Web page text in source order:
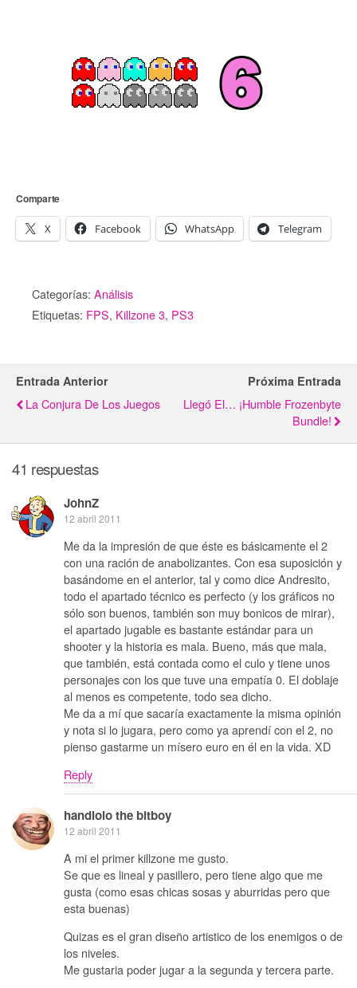
Comparte
X Facebook WhatsApp Telegram
Categorías: Análisis
Etiquetas: FPS, Killzone 3, PS3
Entrada Anterior
La Conjura De Los Juegos
Próxima Entrada
Llegó El… ¡Humble Frozenbyte
Bundle!
41 respuestas
JohnZ
12 abril 2011
Me da la impresión de que éste es básicamente el 2
con una ración de anabolizantes. Con esa suposición y
basándome en el anterior, tal y como dice Andresito,
todo el apartado técnico es perfecto (y los gráficos no
sólo son buenos, también son muy bonicos de mirar),
el apartado jugable es bastante estándar para un
shooter y la historia es mala. Bueno, más que mala,
que también, está contada como el culo y tiene unos
personajes con los que tuve una empatía 0. El doblaje
al menos es competente, todo sea dicho.
Me da a mí que sacaría exactamente la misma opinión
y nota si lo jugara, pero como ya aprendí con el 2, no
pienso gastarme un mísero euro en él en la vida. XD
Reply
handlolo the bitboy
12 abril 2011
A mi el primer killzone me gusto.
Se que es lineal y pasillero, pero tiene algo que me
gusta (como esas chicas sosas y aburridas pero que
esta buenas)
Quizas es el gran diseño artistico de los enemigos o de
los niveles.
Me gustaria poder jugar a la segunda y tercera parte.